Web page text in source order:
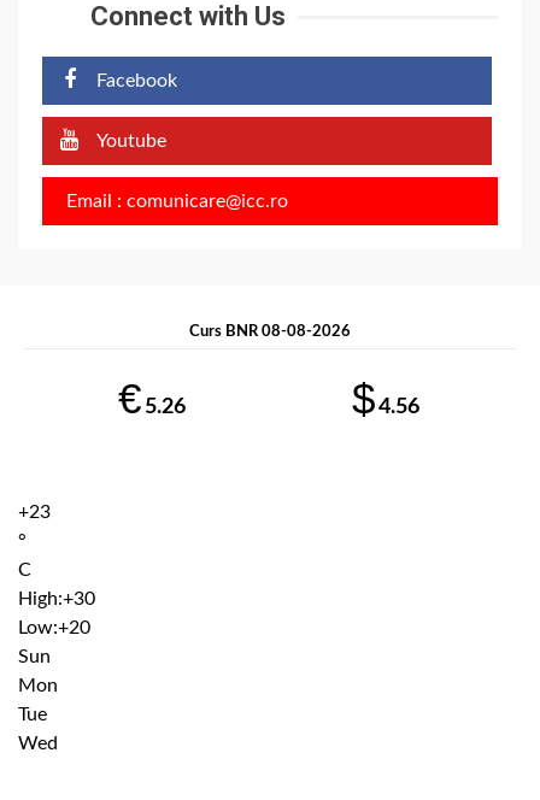
Connect with Us
Facebook
Youtube
Email : comunicare@icc.ro
Curs BNR 08-08-2026
€ 5.26 $4.56
+23
°
C
High:+30
Low:+20
Sun
Mon
Tue
Wed